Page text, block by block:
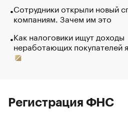
Сотрудники открыли новый
компаниям. Зачем им это
Как налоговики ищут доходы
неработающих покупателей
Регистрация ФНС